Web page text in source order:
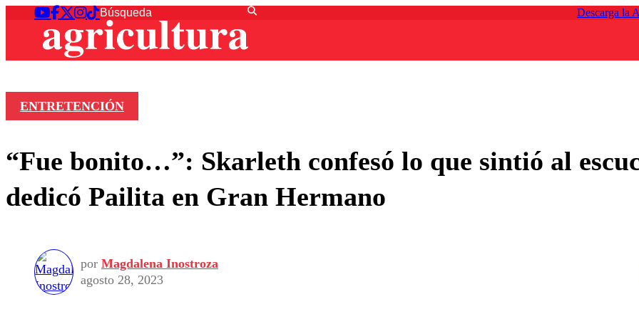
Descarga la
ENTRETENCIÓN
“Fue bonito…”: Skarleth confesó lo que sintió al
dedicó Pailita en Gran Hermano
por Magdalena Inostroza
agosto 28, 2023